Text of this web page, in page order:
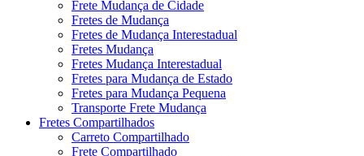
Frete Mudança de Cidade
Fretes de Mudança
Fretes de Mudança Interestadual
Fretes Mudança
Fretes Mudança Interestadual
Fretes para Mudança de Estado
Fretes para Mudança Pequena
Transporte Frete Mudança
Fretes Compartilhados
Carreto Compartilhado
Frete Compartilhado